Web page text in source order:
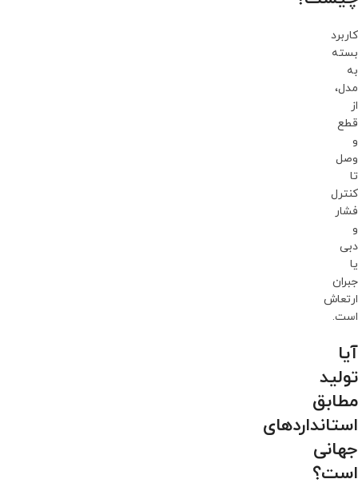
کاربرد
بسته
به
مدل،
از
قطع
و
وصل
تا
کنترل
فشار
و
دبی
یا
جبران
ارتعاش
است.
آیا
تولید
مطابق
استانداردهای
جهانی
است؟